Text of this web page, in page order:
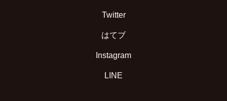
Twitter
はてブ
Instagram
LINE